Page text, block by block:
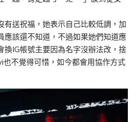
有送祝福，她表示自己比較低調，加
應該還不知道，不過如果她們知道應
換IG帳號主要因為名字沒辦法改，捨
也不覺得可惜，如今都會用協作方式